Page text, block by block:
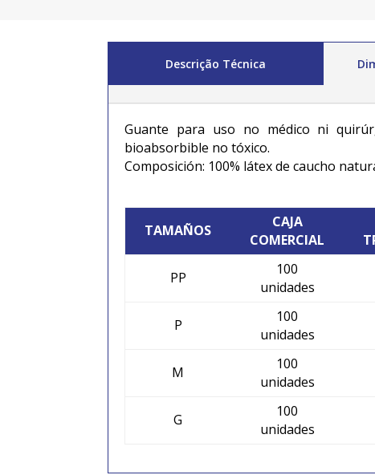
Descrição Técnica
Guante para uso no médico ni
bioabsorbible no tóxico.
Composición: 100% látex de caucho
TAMAÑOS
CAJA
COMERCIAL
PP
100
unidades
P
100
unidades
M
100
unidades
G
100
unidades